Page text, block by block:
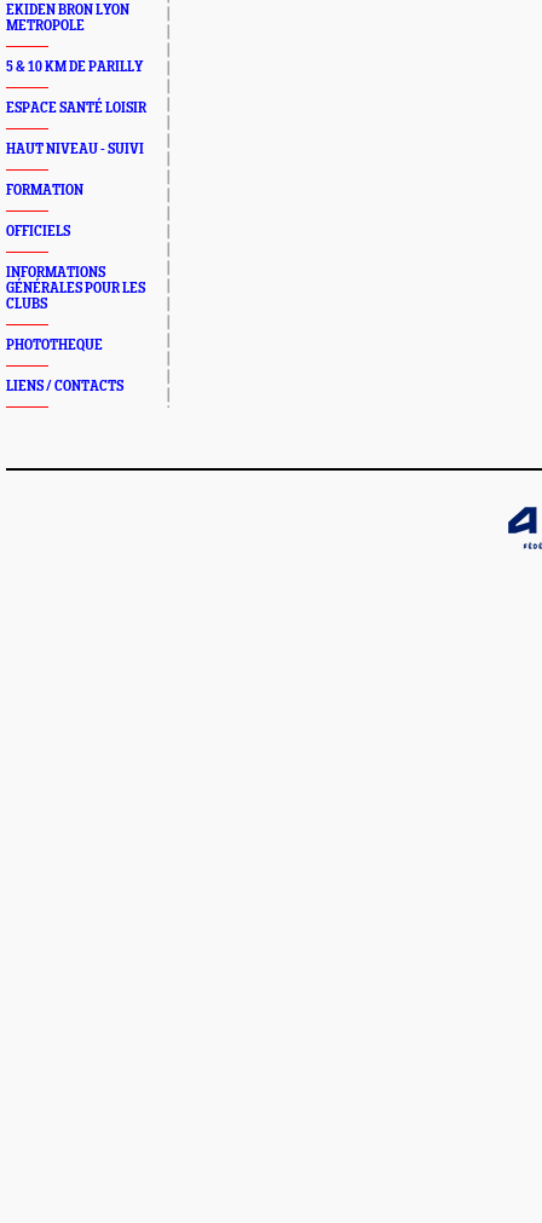
EKIDEN BRON LYON
METROPOLE
5 & 10 KM DE PARILLY
ESPACE SANTÉ LOISIR
HAUT NIVEAU - SUIVI
FORMATION
OFFICIELS
INFORMATIONS
GÉNÉRALES POUR LES
CLUBS
PHOTOTHEQUE
LIENS / CONTACTS